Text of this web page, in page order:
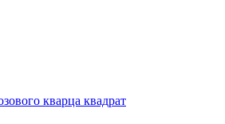
кварца квадрат